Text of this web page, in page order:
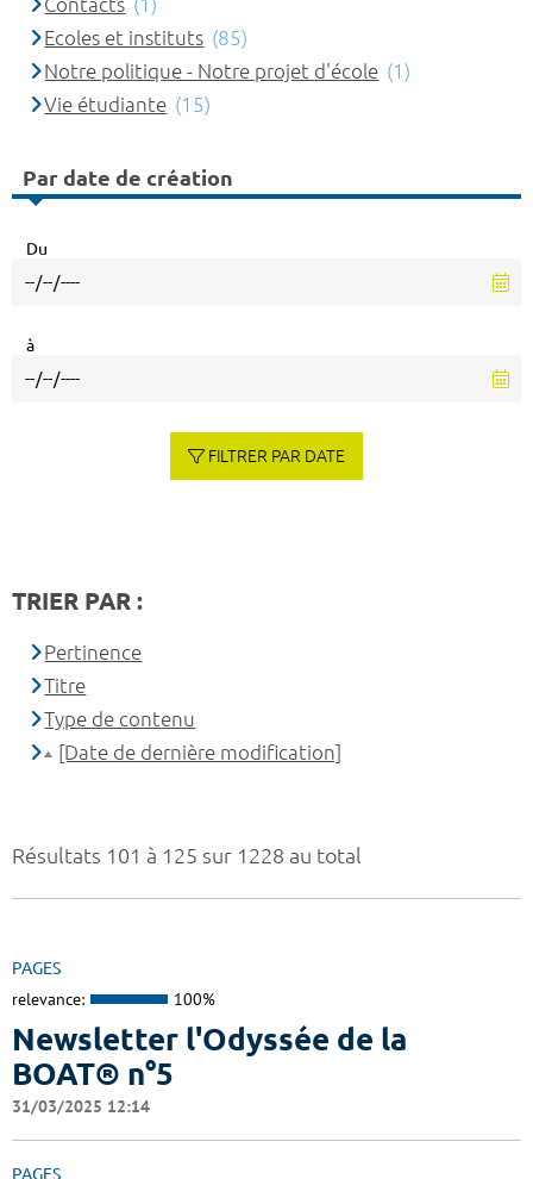
Résultats 101 à 125 sur 1228 au total
PAGES
relevance: 100%
Newsletter l'Odyssée de la
BOAT® n°5
31/03/2025 12:14
PAGES
Ecoles et instituts (85)
Notre politique - Notre projet d'école (1)
Vie étudiante (15)
Par date de création
Du
à
FILTRER PAR DATE
TRIER PAR :
Pertinence
Titre
Type de contenu
[Date de dernière modification]